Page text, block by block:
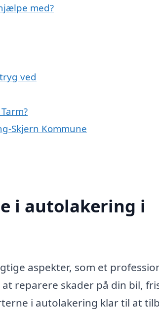
med?
ved
Skjern Kommune
i autolakering i
aspekter, som et
reparere skader på din bil,
i autolakering klar til at